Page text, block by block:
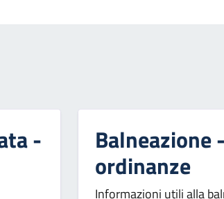
- Balneazione
ordinanze
Informazioni utili alla